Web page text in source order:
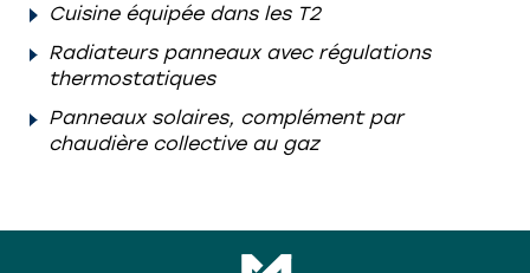
Cuisine équipée dans les T2
Radiateurs panneaux avec régulations
thermostatiques
Panneaux solaires, complément par
chaudière collective au gaz